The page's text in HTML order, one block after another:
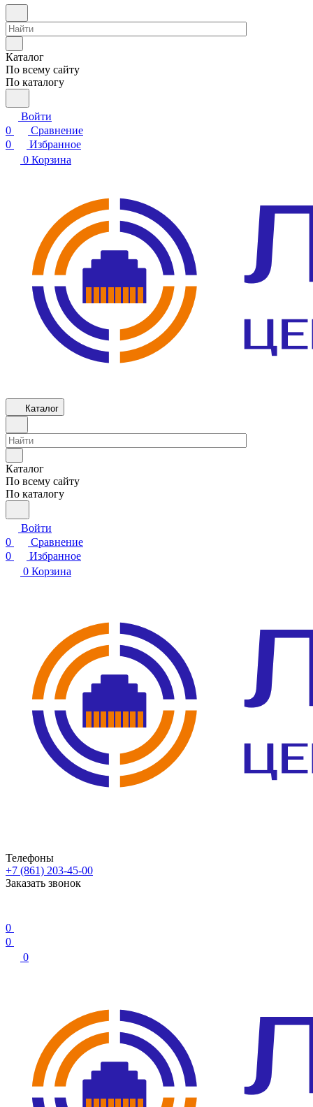
Каталог
По всему сайту
По каталогу
Войти
0
Сравнение
0
Избранное
0 Корзина
Каталог
Каталог
По всему сайту
По каталогу
Войти
0
Сравнение
0
Избранное
0 Корзина
Телефоны
+7 (861) 203-45-00
Заказать звонок
0
0
0